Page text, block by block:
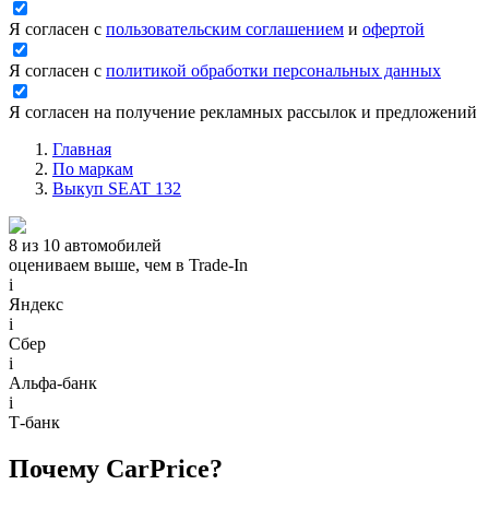
Я согласен с пользовательским соглашением и офертой
Я согласен с политикой обработки персональных данных
Я согласен на получение рекламных рассылок и предложений
Главная
По маркам
Выкуп SEAT 132
8 из 10 автомобилей
оцениваем выше, чем в Trade‑In
i
Яндекс
i
Сбер
i
Альфа-банк
i
Т-банк
Почему CarPrice?